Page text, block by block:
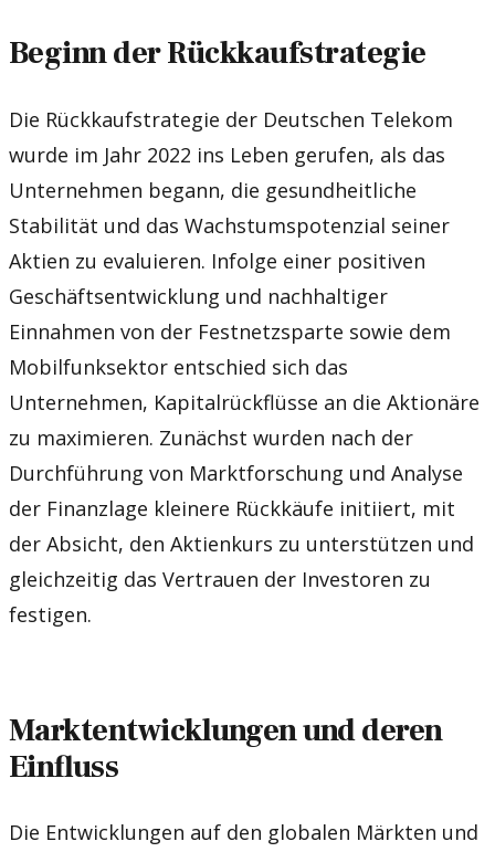
Beginn der Rückkaufstrategie
Die Rückkaufstrategie der Deutschen Telekom
wurde im Jahr 2022 ins Leben gerufen, als das
Unternehmen begann, die gesundheitliche
Stabilität und das Wachstumspotenzial seiner
Aktien zu evaluieren. Infolge einer positiven
Geschäftsentwicklung und nachhaltiger
Einnahmen von der Festnetzsparte sowie dem
Mobilfunksektor entschied sich das
Unternehmen, Kapitalrückflüsse an die Aktionäre
zu maximieren. Zunächst wurden nach der
Durchführung von Marktforschung und Analyse
der Finanzlage kleinere Rückkäufe initiiert, mit
der Absicht, den Aktienkurs zu unterstützen und
gleichzeitig das Vertrauen der Investoren zu
festigen.
Marktentwicklungen und deren
Einfluss
Die Entwicklungen auf den globalen Märkten und